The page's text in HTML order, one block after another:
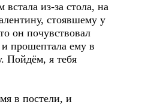
из-за стола, на
стоявшему у
он почувствовал
прошептала ему в
Пойдём, я тебя
в постели, и